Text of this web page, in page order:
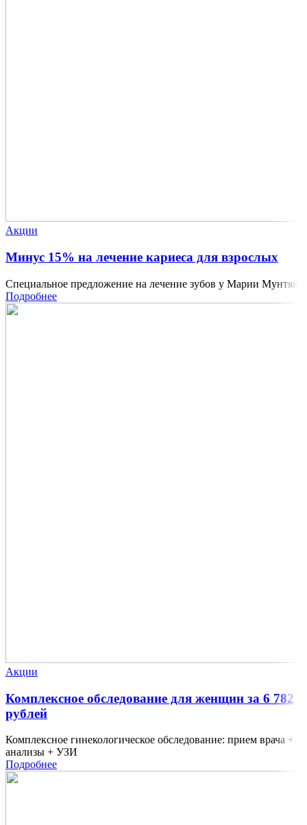
Акции
Минус 15% на лечение кариеса для взрослых
Специальное предложение на лечение зубов у Марии Мунтян
Подробнее
Акции
Комплексное обследование для женщин за 6 782
рублей
Комплексное гинекологическое обследование: прием врача +
анализы + УЗИ
Подробнее